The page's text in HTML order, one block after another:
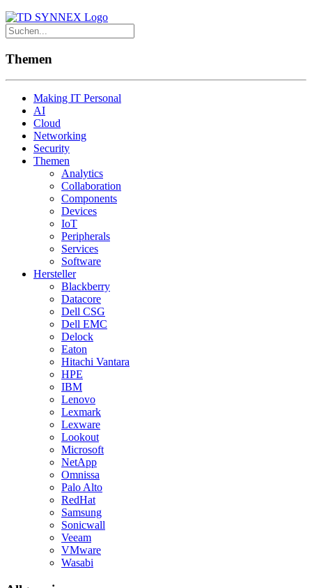
Themen
Making IT Personal
AI
Cloud
Networking
Security
Themen
Analytics
Collaboration
Components
Devices
IoT
Peripherals
Services
Software
Hersteller
Blackberry
Datacore
Dell CSG
Dell EMC
Delock
Eaton
Hitachi Vantara
HPE
IBM
Lenovo
Lexmark
Lexware
Lookout
Microsoft
NetApp
Omnissa
Palo Alto
RedHat
Samsung
Sonicwall
Veeam
VMware
Wasabi